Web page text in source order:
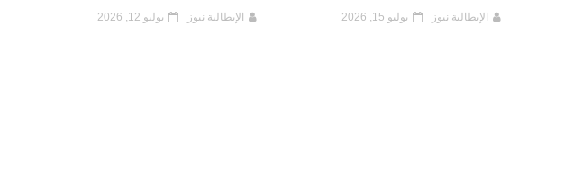
الإيطالية نيوز يوليو 15, 2026 الإيطالية نيوز يوليو 12, 2026